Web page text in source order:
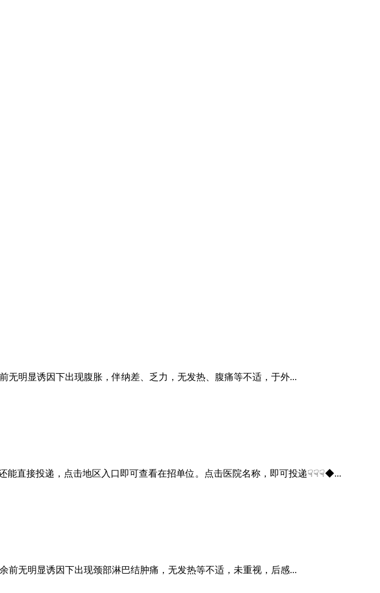
无明显诱因下出现腹胀，伴纳差、乏力，无发热、腹痛等不适，于外...
能直接投递，点击地区入口即可查看在招单位。点击医院名称，即可投递☟☟☟◆...
前无明显诱因下出现颈部淋巴结肿痛，无发热等不适，未重视，后感...